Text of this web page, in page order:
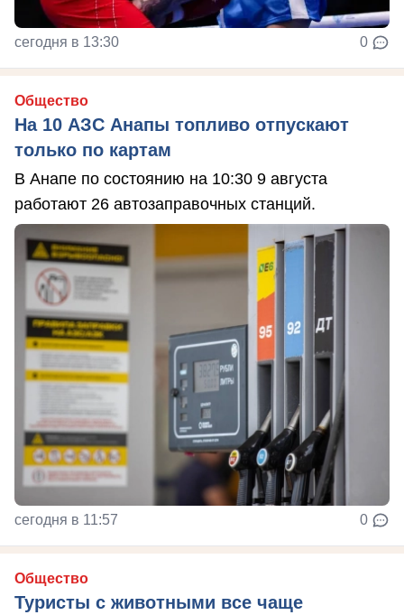
сегодня в 13:30 0
Общество
На 10 АЗС Анапы топливо отпускают
только по картам
В Анапе по состоянию на 10:30 9 августа
работают 26 автозаправочных станций.
сегодня в 11:57 0
Общество
Туристы с животными все чаще